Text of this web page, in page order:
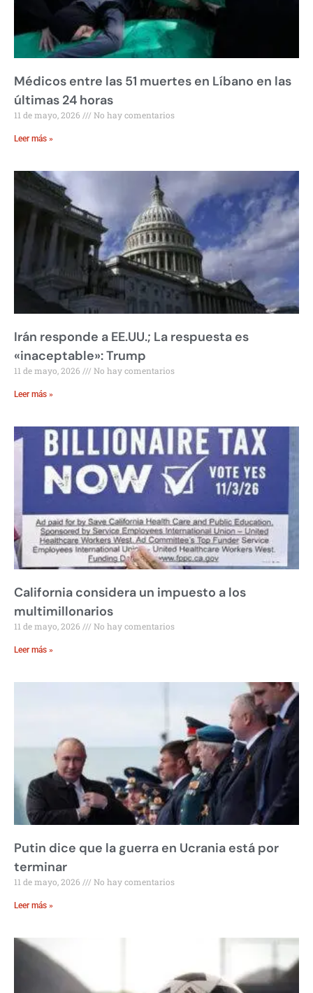
Médicos entre las 51 muertes en Líbano en las
últimas 24 horas
11 de mayo, 2026 No hay comentarios
Leer más »
Irán responde a EE.UU.; La respuesta es
«inaceptable»: Trump
11 de mayo, 2026 No hay comentarios
Leer más »
California considera un impuesto a los
multimillonarios
11 de mayo, 2026 No hay comentarios
Leer más »
Putin dice que la guerra en Ucrania está por
terminar
11 de mayo, 2026 No hay comentarios
Leer más »